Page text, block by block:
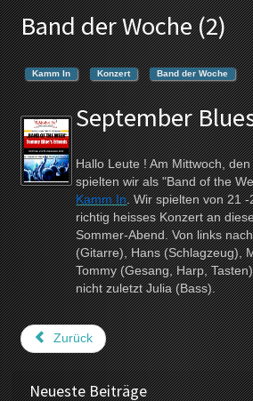
Band der Woche (2)
Kamm In Konzert Band der Woche
September
Hallo Leute ! Am Mittwoch,
spielten wir als "Band of the
Kamm In. Wir spielten von 21
richtig heisses Konzert an
Sommer-Abend. Von links
(Gitarre), Hans (Schlagzeug),
Tommy (Gesang, Harp,
nicht zuletzt Julia (Bass).
Zurück
Neueste Beiträge